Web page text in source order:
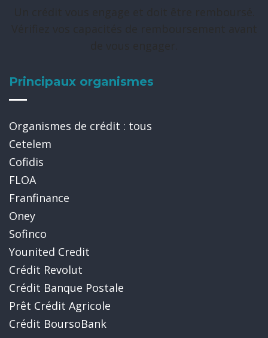
Principaux organismes
Organismes de crédit : tous
Cetelem
Cofidis
FLOA
Franfinance
Oney
Sofinco
Younited Credit
Crédit Revolut
Crédit Banque Postale
Prêt Crédit Agricole
Crédit BoursoBank